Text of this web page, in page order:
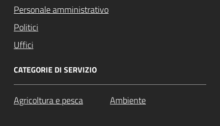
Personale amministrativo
Politici
Uffici
CATEGORIE DI SERVIZIO
Agricoltura e pesca Ambiente